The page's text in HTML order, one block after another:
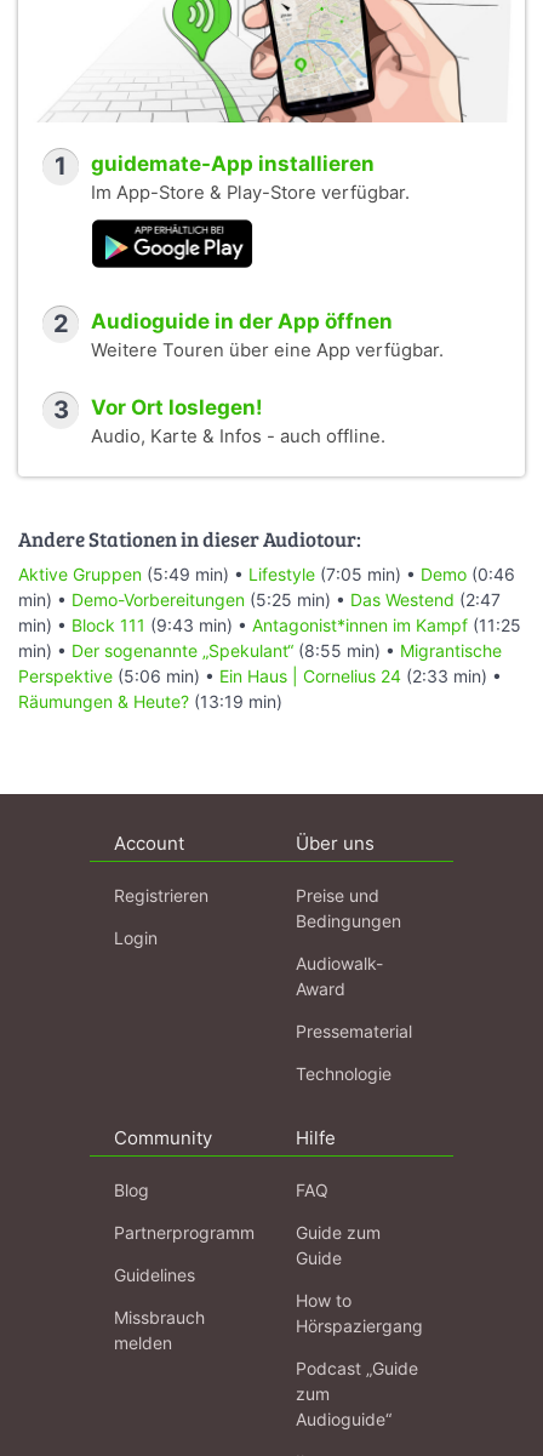
1 guidemate-App installieren
Im App-Store & Play-Store verfügbar.
2 Audioguide in der App öffnen
Weitere Touren über eine App verfügbar.
3 Vor Ort loslegen!
Audio, Karte & Infos - auch offline.
Andere Stationen in dieser Audiotour:
Aktive Gruppen (5:49 min) • Lifestyle (7:05 min) • Demo (0:46
min) • Demo-Vorbereitungen (5:25 min) • Das Westend (2:47
min) • Block 111 (9:43 min) • Antagonist*innen im Kampf (11:25
min) • Der sogenannte „Spekulant“ (8:55 min) • Migrantische
Perspektive (5:06 min) • Ein Haus | Cornelius 24 (2:33 min) •
Räumungen & Heute? (13:19 min)
Account
Registrieren
Login
Über uns
Preise und
Bedingungen
Audiowalk-
Award
Pressematerial
Technologie
Community
Blog
Partnerprogramm
Guidelines
Missbrauch
melden
Hilfe
FAQ
Guide zum
Guide
How to
Hörspaziergang
Podcast „Guide
zum
Audioguide“